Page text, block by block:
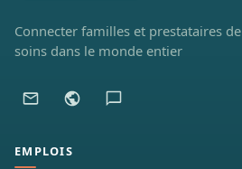
Connecter familles et prestataires de
soins dans le monde entier
EMPLOIS